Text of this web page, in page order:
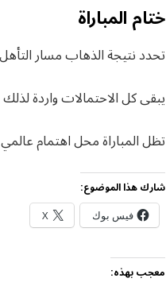
ختام المباراة
تحدد نتيجة الذهاب مسار
يبقى كل الاحتمالات واردة
تظل المباراة محل اهتمام عالمي
شارك هذا الموضوع:
فيس بوك X
معجب بهذه: